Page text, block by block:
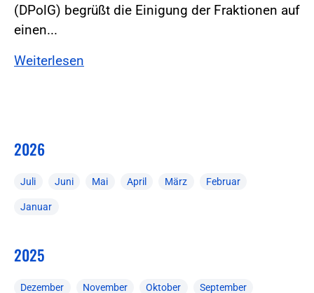
(DPolG) begrüßt die Einigung der Fraktionen auf
einen...
Weiterlesen
2026
Juli Juni Mai April März Februar
Januar
2025
Dezember November Oktober September